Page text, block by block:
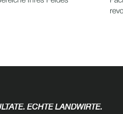
ECHTE LANDWIRTE.